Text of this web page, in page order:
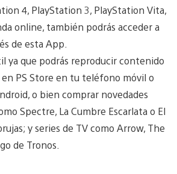
4, PlayStation 3, PlayStation Vita,
online, también podrás acceder a
de esta App.
ya que podrás reproducir contenido
PS Store en tu teléfono móvil o
o bien comprar novedades
Spectre, La Cumbre Escarlata o El
y series de TV como Arrow, The
de Tronos.